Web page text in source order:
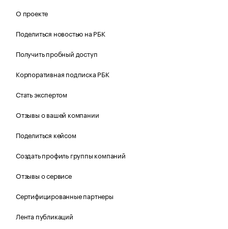
О проекте
Поделиться новостью на РБК
Получить пробный доступ
Корпоративная подписка РБК
Стать экспертом
Отзывы о вашей компании
Поделиться кейсом
Создать профиль группы компаний
Отзывы о сервисе
Сертифицированные партнеры
Лента публикаций